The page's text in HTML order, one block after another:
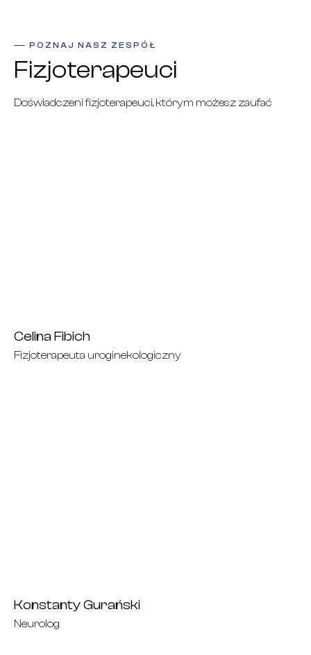
POZNAJ NASZ ZESPÓŁ
Fizjoterapeuci
Doświadczeni fizjoterapeuci, którym możesz zaufać
Celina Fibich
Fizjoterapeuta uroginekologiczny
Konstanty Gurański
Neurolog